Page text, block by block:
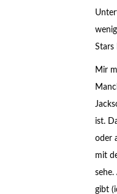
Stars
Mir
ist.
oder
mit
gibt